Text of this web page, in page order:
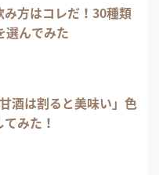
方はコレだ！30種類
選んでみた
酒は割ると美味い」色
みた！